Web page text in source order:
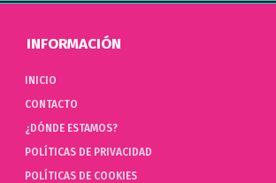
INFORMACIÓN
INICIO
CONTACTO
¿DÓNDE ESTAMOS?
POLÍTICAS DE PRIVACIDAD
POLÍTICAS DE COOKIES